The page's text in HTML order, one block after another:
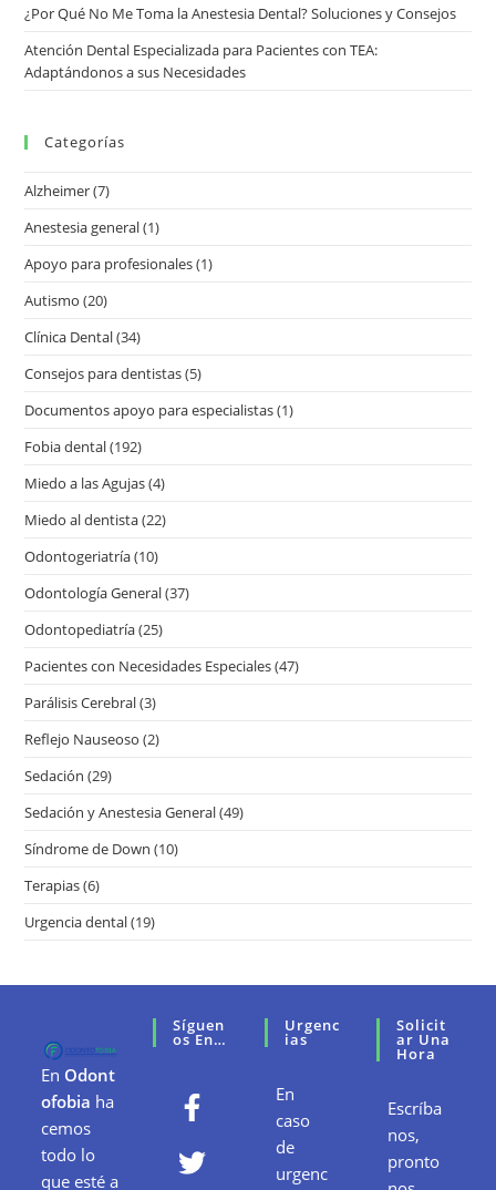
¿Por Qué No Me Toma la Anestesia Dental? Soluciones y Consejos
Atención Dental Especializada para Pacientes con TEA:
Adaptándonos a sus Necesidades
Categorías
Alzheimer(7)
Anestesia general(1)
Apoyo para profesionales(1)
Autismo (20)
Clínica Dental(34)
Consejos para dentistas(5)
Documentos apoyo para especialistas(1)
Fobia dental(192)
Miedo a las Agujas(4)
Miedo al dentista(22)
Odontogeriatría(10)
Odontología General(37)
Odontopediatría(25)
Pacientes con Necesidades Especiales(47)
Parálisis Cerebral(3)
Reflejo Nauseoso (2)
Sedación (29)
Sedación y Anestesia General(49)
Síndrome de Down (10)
Terapias(6)
Urgencia dental(19)
En Odont
ofobia ha
cemos
todo lo
que esté a
Síguen
Os En…
Urgenc
Ias
En
caso
de
urgenc
Solicit
Ar Una
Hora
Escríba
nos,
pronto